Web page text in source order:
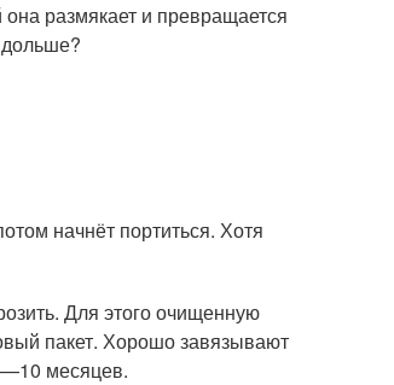
размякает и превращается
начнёт портиться. Хотя
Для этого очищенную
пакет. Хорошо завязывают
месяцев.